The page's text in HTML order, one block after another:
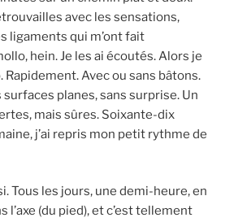
avec les sensations,
ligaments qui m’ont fait
hein. Je les ai écoutés. Alors je
Rapidement. Avec ou sans bâtons.
planes, sans surprise. Un
mais sûres. Soixante-dix
j’ai repris mon petit rythme de
Tous les jours, une demi-heure, en
l’axe (du pied), et c’est tellement